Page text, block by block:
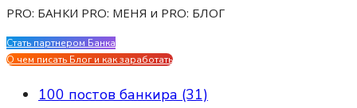
PRO: БАНКИ PRO: МЕНЯ и PRO: БЛОГ
Стать партнером Банка
О чем писать Блог и как заработать
100 постов банкира (31)